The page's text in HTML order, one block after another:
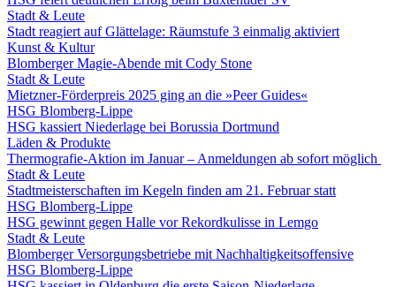
Stadt & Leute
Stadt reagiert auf Glättelage: Räumstufe 3 einmalig aktiviert
Kunst & Kultur
Blomberger Magie-Abende mit Cody Stone
Stadt & Leute
Mietzner-Förderpreis 2025 ging an die »Peer Guides«
HSG Blomberg-Lippe
HSG kassiert Niederlage bei Borussia Dortmund
Läden & Produkte
Thermografie-Aktion im Januar – Anmeldungen ab sofort möglich
Stadt & Leute
Stadtmeisterschaften im Kegeln finden am 21. Februar statt
HSG Blomberg-Lippe
HSG gewinnt gegen Halle vor Rekordkulisse in Lemgo
Stadt & Leute
Blomberger Versorgungsbetriebe mit Nachhaltigkeitsoffensive
HSG Blomberg-Lippe